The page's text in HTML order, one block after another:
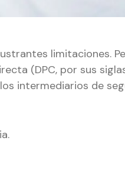
limitaciones.
(DPC, por sus
intermediarios de